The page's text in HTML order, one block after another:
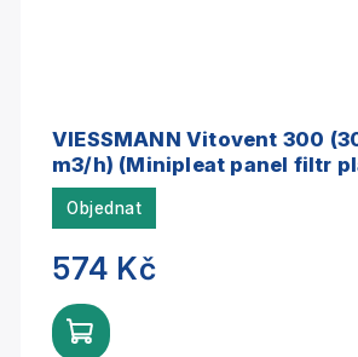
VIESSMANN Vitovent 300
m3/h) (Minipleat panel filtr
Objednat
574 Kč